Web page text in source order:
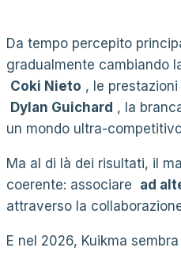
Da tempo percepito
gradualmente cambiando
Coki Nieto , le
Dylan Guichard , la
un mondo ultra-
Ma al di là dei risultati, il
coerente: associare ad
attraverso la
E nel 2026, Kuikma